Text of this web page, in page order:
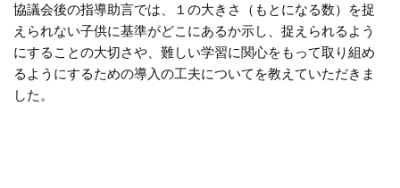
協議会後の指導助言では、１の大きさ（もとになる数）を捉
えられない子供に基準がどこにあるか示し、捉えられるよう
にすることの大切さや、難しい学習に関心をもって取り組め
るようにするための導入の工夫についてを教えていただきま
した。